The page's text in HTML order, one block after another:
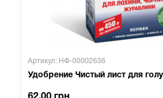
Артикул: НФ-00002636
Удобрение Чистый лист для